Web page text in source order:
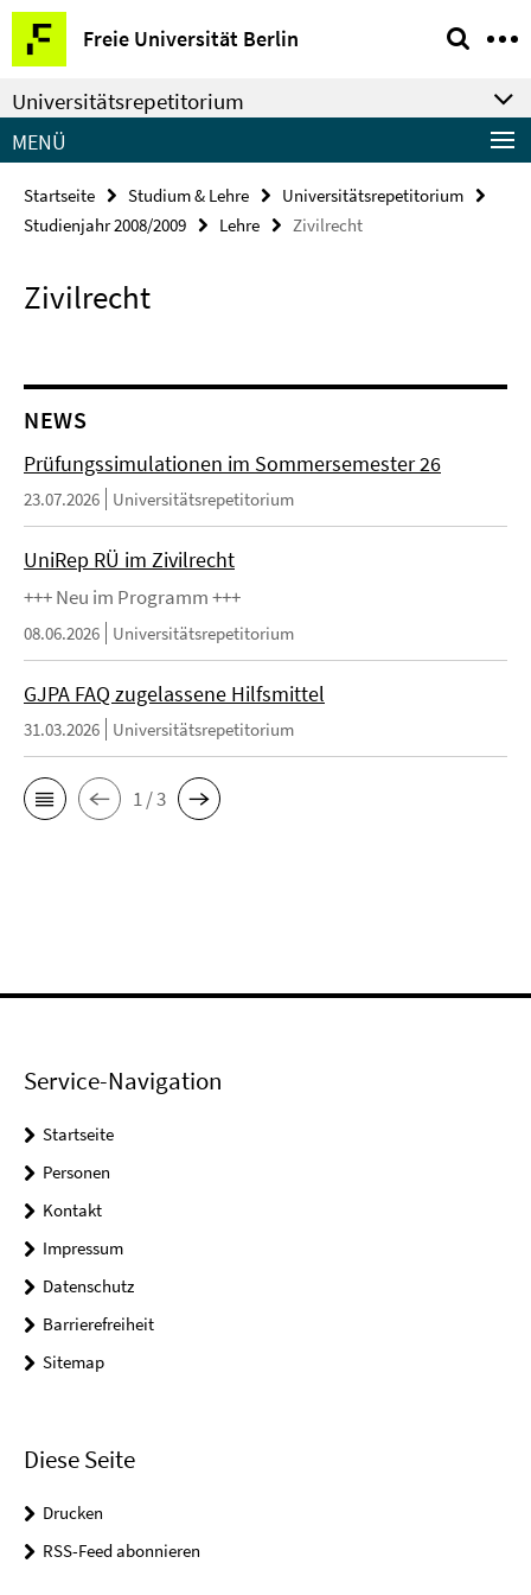
Springe
direkt
zu
Inhalt
Freie Universität Berlin
Service-
Navigation
Universitätsrepetitorium
MENÜ
Startseite Studium & Lehre
Universitätsrepetitorium
Studienjahr 2008/2009
Lehre Zivilrecht
Zivilrecht
NEWS
Prüfungssimulationen im Sommersemester 26
23.07.2026 Universitätsrepetitorium
UniRep RÜ im Zivilrecht
+++ Neu im Programm +++
08.06.2026 Universitätsrepetitorium
GJPA FAQ zugelassene Hilfsmittel
31.03.2026 Universitätsrepetitorium
1 / 3
Service-Navigation
Startseite
Personen
Kontakt
Impressum
Datenschutz
Barrierefreiheit
Sitemap
Diese Seite
Drucken
RSS-Feed abonnieren